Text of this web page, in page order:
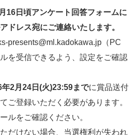
16日頃アンケート回答フォームに
ドレス宛にご連絡いたします。
presents@ml.kadokawa.jp（PC
を受信できるよう、設定をご確認
年2月24日(火)23:59までに賞品送付
ご登録いただく必要があります。
ルをご確認ください。
だけない場合、当選権利が失われ